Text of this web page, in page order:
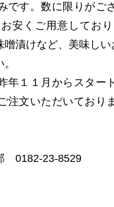
です。数に限りがご
安くご用意してお
漬けなど、美味しい
年１１月からスター
注文いただいており
0182-23-8529